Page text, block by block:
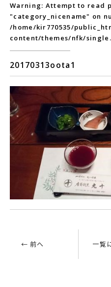
Warning: Attempt to read
"category_nicename" on
/home/kir770535/
content/themes/nfk/
20170313oota1
← 前へ 一覧